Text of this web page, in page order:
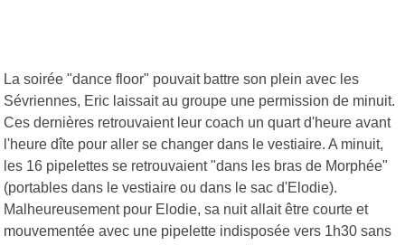
La soirée "dance floor" pouvait battre son plein avec les
Sévriennes, Eric laissait au groupe une permission de minuit.
Ces dernières retrouvaient leur coach un quart d'heure avant
l'heure dîte pour aller se changer dans le vestiaire. A minuit,
les 16 pipelettes se retrouvaient "dans les bras de Morphée"
(portables dans le vestiaire ou dans le sac d'Elodie).
Malheureusement pour Elodie, sa nuit allait être courte et
mouvementée avec une pipelette indisposée vers 1h30 sans